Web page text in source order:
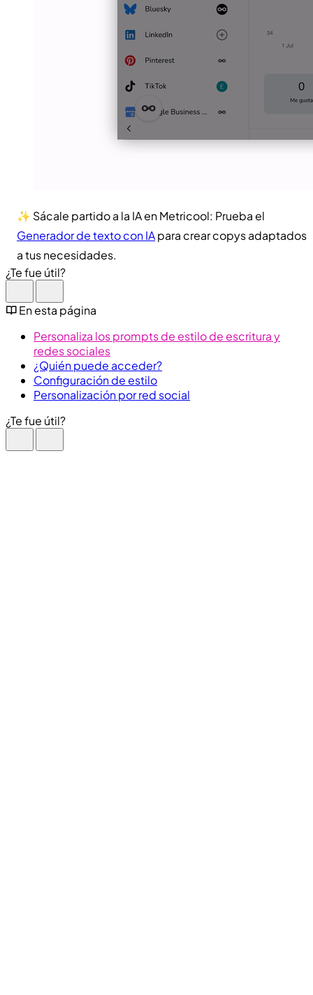
✨ Sácale partido a la IA en Metricool: Prueba el
Generador de texto con IApara crear copys adaptados
a tus necesidades.
¿Te fue útil?
En esta página
Personaliza los prompts de estilo de escritura y
redes sociales
¿Quién puede acceder?
Configuración de estilo
Personalización por red social
¿Te fue útil?